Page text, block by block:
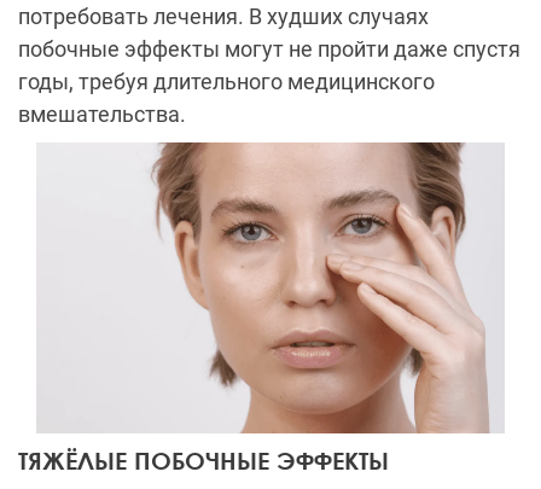
потребовать лечения. В худших случаях
побочные эффекты могут не пройти даже спустя
годы, требуя длительного медицинского
вмешательства.
ТЯЖЁЛЫЕ ПОБОЧНЫЕ ЭФФЕКТЫ